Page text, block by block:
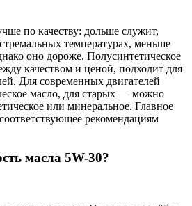
по качеству: дольше служит,
температурах, меньше
оно дороже. Полусинтетическое
качеством и ценой, подходит для
Для современных двигателей
масло, для старых — можно
или минеральное. Главное
рекомендациям
масла 5W-30?